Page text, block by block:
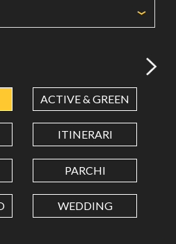
dot (.) as decimal separator.
ACTIVE & GREEN
ITINERARI
PARCHI
WEDDING